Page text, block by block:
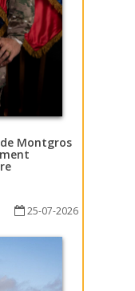
de Montgros
25-07-2026